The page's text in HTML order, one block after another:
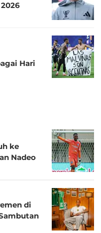
Hari
ke
Nadeo
di